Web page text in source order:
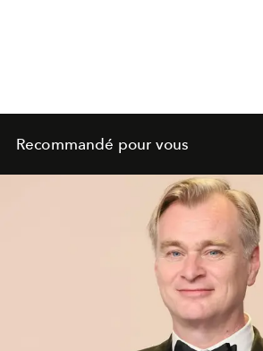
Recommandé pour vous